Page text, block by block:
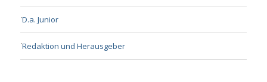
D.a. Junior
Redaktion und Herausgeber